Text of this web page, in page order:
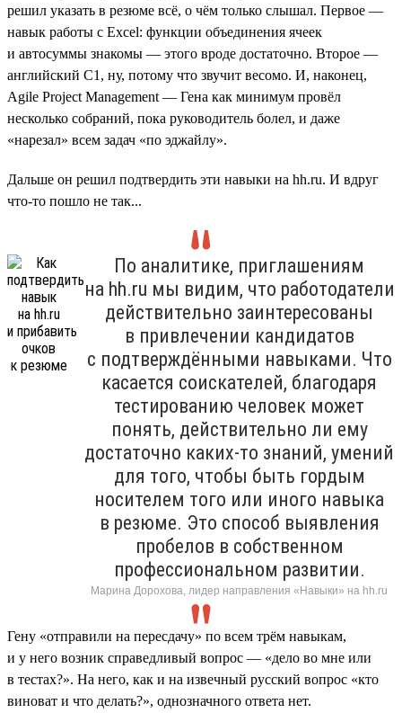
решил указать в резюме всё, о чём только слышал. Первое —
навык работы с Excel: функции объединения ячеек
и автосуммы знакомы — этого вроде достаточно. Второе —
английский C1, ну, потому что звучит весомо. И, наконец,
Agile Project Management — Гена как минимум провёл
несколько собраний, пока руководитель болел, и даже
«нарезал» всем задач «по эджайлу».
Дальше он решил подтвердить эти навыки на hh.ru. И вдруг
что-то пошло не так...
По аналитике, приглашениям
на hh.ru мы видим, что работодатели
действительно заинтересованы
в привлечении кандидатов
с подтверждёнными навыками. Что
касается соискателей, благодаря
тестированию человек может
понять, действительно ли ему
достаточно каких-то знаний, умений
для того, чтобы быть гордым
носителем того или иного навыка
в резюме. Это способ выявления
пробелов в собственном
профессиональном развитии.
Марина Дорохова, лидер направления «Навыки» на hh.ru
Гену «отправили на пересдачу» по всем трём навыкам,
и у него возник справедливый вопрос — «дело во мне или
в тестах?». На него, как и на извечный русский вопрос «кто
виноват и что делать?», однозначного ответа нет.